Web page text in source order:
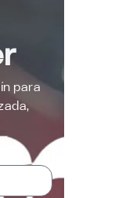
para